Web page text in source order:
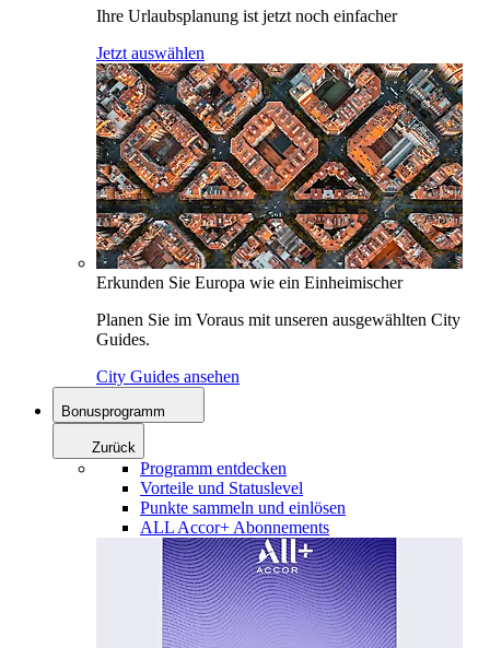
Ihre Urlaubsplanung ist jetzt noch einfacher
Jetzt auswählen
Erkunden Sie Europa wie ein Einheimischer
Planen Sie im Voraus mit unseren ausgewählten City
Guides.
City Guides ansehen
Bonusprogramm
Zurück
Programm entdecken
Vorteile und Statuslevel
Punkte sammeln und einlösen
ALL Accor+ Abonnements